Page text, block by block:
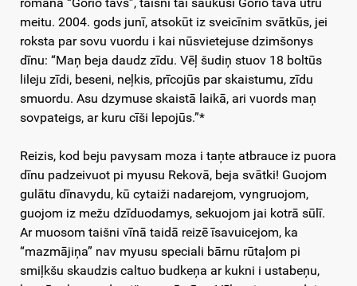
romana “Gorio tāvs”, taišni tai saukuši Gorio tāva ūtrū
meitu. 2004. gods junī, atsokūt iz sveicīnim svātkūs, jei
roksta par sovu vuordu i kai nūsvietejuse dzimšonys
dīnu: “Maņ beja daudz zīdu. Vēļ šudiņ stuov 18 boltūs
lileju zīdi, beseni, neļkis, prīcojūs par skaistumu, zīdu
smuordu. Asu dzymuse skaistā laikā, ari vuords maņ
sovpateigs, ar kuru cīši lepojūs.”*
Reizis, kod beju pavysam moza i taņte atbrauce iz puora
dīnu padzeivuot pi myusu Rekovā, beja svātki! Guojom
gulātu dīnavydu, kū cytaiži nadarejom, vyngruojom,
guojom iz mežu dzīduodamys, sekuojom jai kotrā sūlī.
Ar muosom taišni vīnā taidā reizē īsavuicejom, ka
“mazmājiņa” nav myusu speciali bārnu rūtaļom pi
smiļkšu skaudzis caltuo budkeņa ar kukni i ustabeņu,